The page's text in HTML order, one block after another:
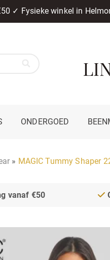
✓ Fysieke winkel in
ONDERGOED
» MAGIC Tummy Shaper
vanaf €50